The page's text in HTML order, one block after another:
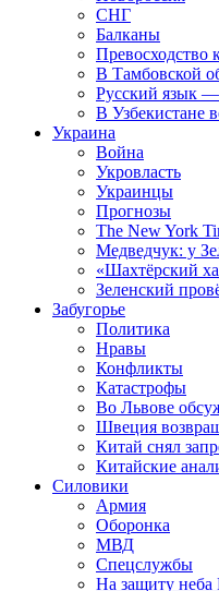
СНГ
Балканы
Превосходство
В Тамбовской
Русский язык —
В Узбекистане
Украина
Война
Укровласть
Украинцы
Прогнозы
The New York
Медведчук: у
«Шахтёрский
Зеленский
Забугорье
Политика
Нравы
Конфликты
Катастрофы
Во Львове
Швеция
Китай снял
Китайские
Силовики
Армия
Оборонка
МВД
Спецслужбы
На защиту